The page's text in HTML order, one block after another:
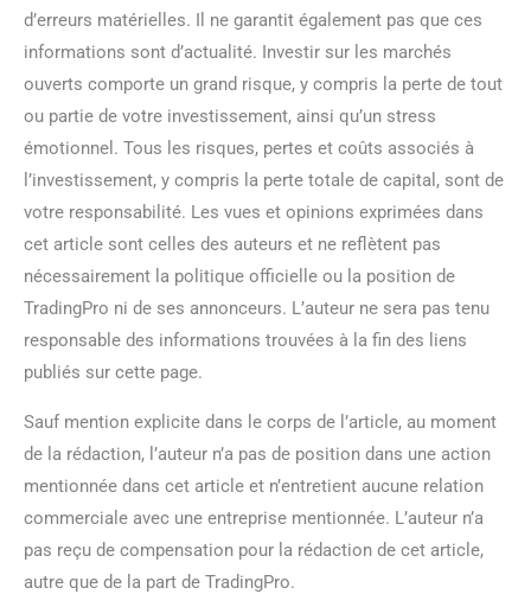
d’erreurs matérielles. Il ne garantit également pas que ces
informations sont d’actualité. Investir sur les marchés
ouverts comporte un grand risque, y compris la perte de tout
ou partie de votre investissement, ainsi qu’un stress
émotionnel. Tous les risques, pertes et coûts associés à
l’investissement, y compris la perte totale de capital, sont de
votre responsabilité. Les vues et opinions exprimées dans
cet article sont celles des auteurs et ne reflètent pas
nécessairement la politique officielle ou la position de
TradingPro ni de ses annonceurs. L’auteur ne sera pas tenu
responsable des informations trouvées à la fin des liens
publiés sur cette page.
Sauf mention explicite dans le corps de l’article, au moment
de la rédaction, l’auteur n’a pas de position dans une action
mentionnée dans cet article et n’entretient aucune relation
commerciale avec une entreprise mentionnée. L’auteur n’a
pas reçu de compensation pour la rédaction de cet article,
autre que de la part de TradingPro.